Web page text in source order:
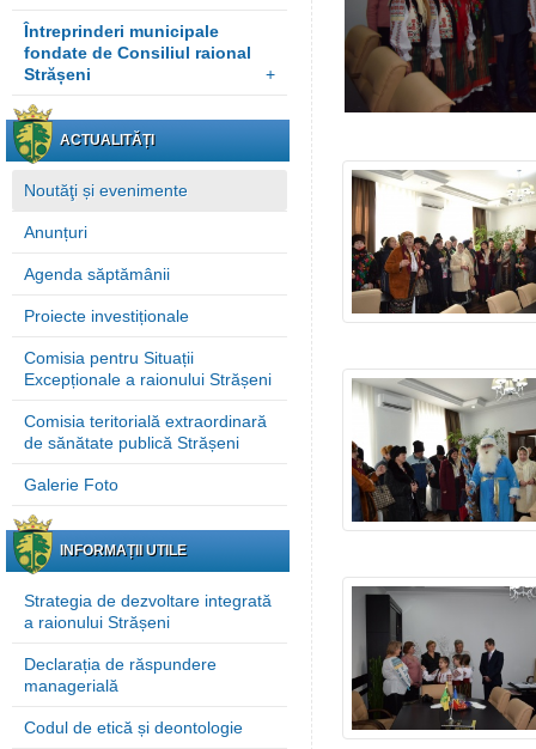
Întreprinderi municipale
fondate de Consiliul raional
Strășeni
+
ACTUALITĂȚI
Noutăţi și evenimente
Anunțuri
Agenda săptămânii
Proiecte investiționale
Comisia pentru Situații
Excepționale a raionului Strășeni
Comisia teritorială extraordinară
de sănătate publică Strășeni
Galerie Foto
INFORMAȚII UTILE
Strategia de dezvoltare integrată
a raionului Strășeni
Declarația de răspundere
managerială
Codul de etică și deontologie